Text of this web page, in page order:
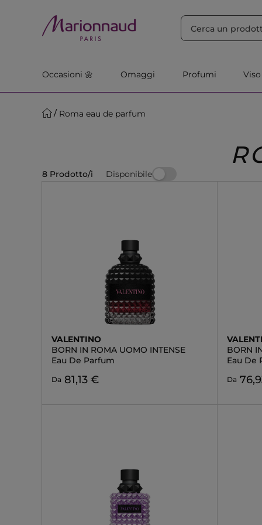
Occasioni 🌼 Omaggi Profumi Viso
Roma eau de parfum
8 Prodotto/i Disponibile
VALENTINO
BORN IN ROMA UOMO INTENSE
Eau De Parfum
Da 81,13 €
BORN
Eau De
Da